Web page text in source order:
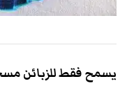
يسمح فقط للزبائن